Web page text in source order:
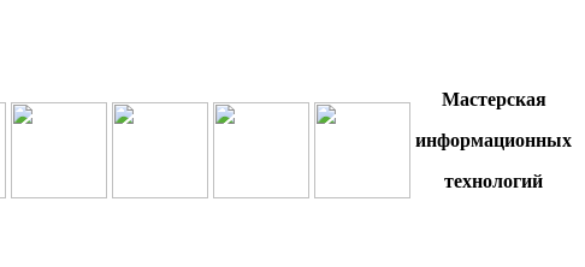
Мастерская
информационных
технологий